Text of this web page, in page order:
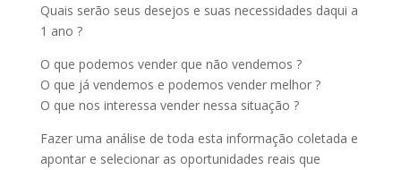
Quais serão seus desejos e suas necessidades daqui a
1 ano ?
O que podemos vender que não vendemos ?
O que já vendemos e podemos vender melhor ?
O que nos interessa vender nessa situação ?
Fazer uma análise de toda esta informação coletada e
apontar e selecionar as oportunidades reais que